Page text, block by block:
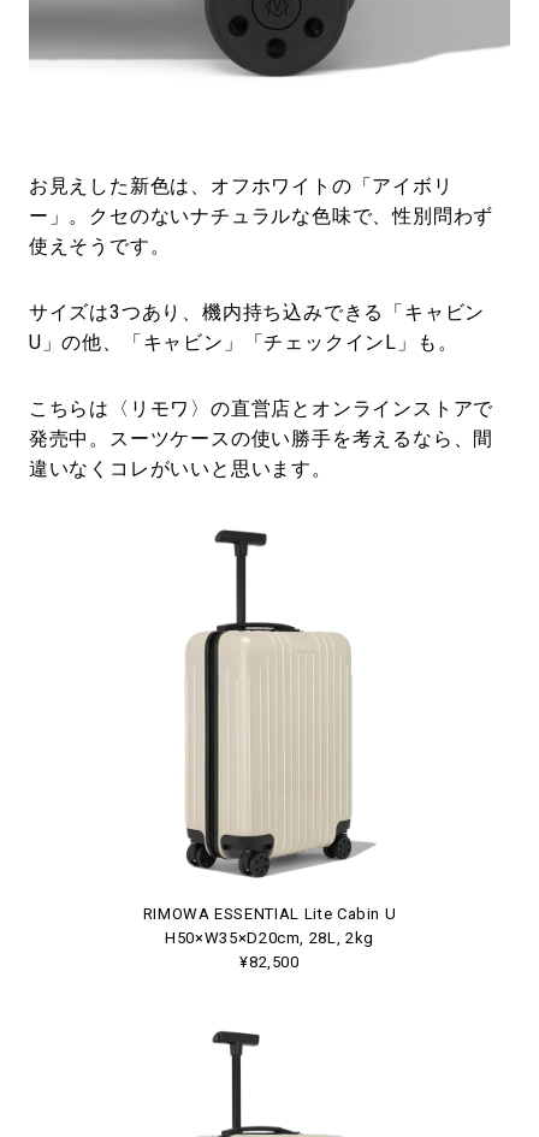
お見えした新色は、オフホワイトの「アイボリ
ー」。クセのないナチュラルな色味で、性別問わず
使えそうです。
サイズは3つあり、機内持ち込みできる「キャビン
U」の他、「キャビン」「チェックインL」も。
こちらは〈リモワ〉の直営店とオンラインストアで
発売中。スーツケースの使い勝手を考えるなら、間
違いなくコレがいいと思います。
RIMOWA ESSENTIAL Lite Cabin U
H50×W35×D20cm, 28L, 2kg
¥82,500